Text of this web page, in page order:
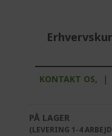
KONTAKT OS, |
PÅ LAGER
(LEVERING 1-4